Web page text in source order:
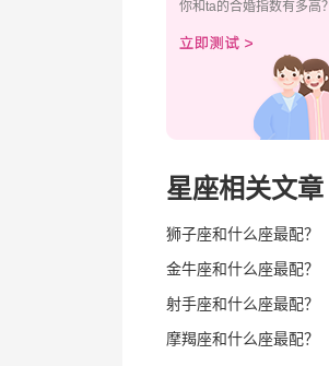
你和ta的合婚指数有多高？
星座相关文章
狮子座和什么座最配？
金牛座和什么座最配？
射手座和什么座最配？
摩羯座和什么座最配？